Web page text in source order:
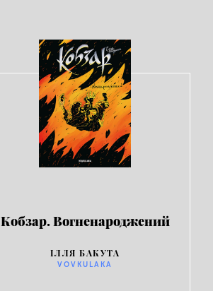
Кобзар. Вогненароджений
ІЛЛЯ БАКУТА
VOVKULAKA